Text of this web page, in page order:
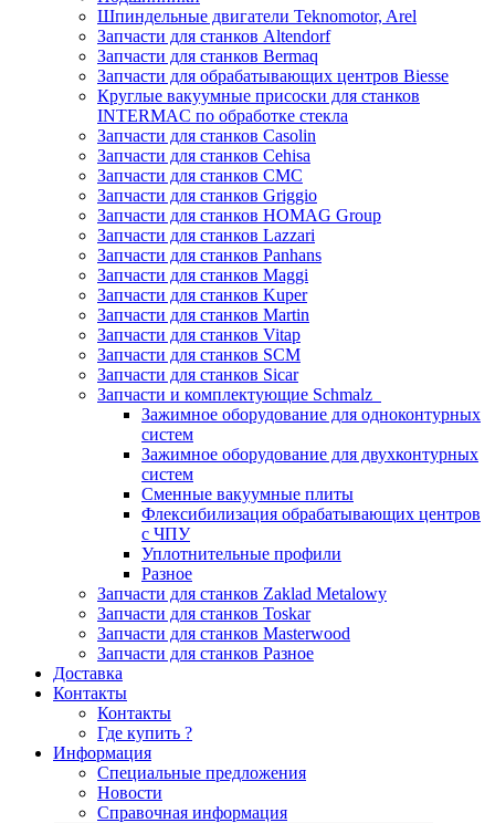
Шпиндельные двигатели Teknomotor, Arel
Запчасти для станков Altendorf
Запчасти для станков Bermaq
Запчасти для обрабатывающих центров Biesse
Круглые вакуумные присоски для станков
INTERMAC по обработке стекла
Запчасти для станков Casolin
Запчасти для станков Cehisa
Запчасти для станков CMC
Запчасти для станков Griggio
Запчасти для станков HOMAG Group
Запчасти для станков Lazzari
Запчасти для станков Panhans
Запчасти для станков Maggi
Запчасти для станков Kuper
Запчасти для станков Martin
Запчасти для станков Vitap
Запчасти для станков SCM
Запчасти для станков Sicar
Запчасти и комплектующие Schmalz
Зажимное оборудование для одноконтурных
систем
Зажимное оборудование для двухконтурных
систем
Сменные вакуумные плиты
Флексибилизация обрабатывающих центров
с ЧПУ
Уплотнительные профили
Разное
Запчасти для станков Zaklad Metalowy
Запчасти для станков Toskar
Запчасти для станков Masterwood
Запчасти для станков Разное
Доставка
Контакты
Контакты
Где купить ?
Информация
Специальные предложения
Новости
Справочная информация